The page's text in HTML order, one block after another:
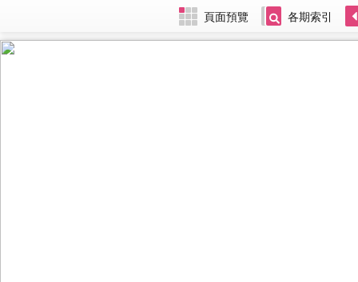
頁面預覽 各期索引